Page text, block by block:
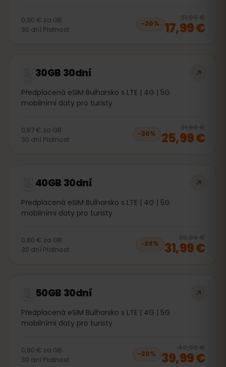
0,90 € za GB
30 dní Platnost
−20%
21,99 €
17,99 €
30GB 30dní
Předplacená eSIM Bulharsko s LTE | 4G | 5G
mobilními daty pro turisty
0,87 € za GB
30 dní Platnost
−20%
31,99 €
25,99 €
40GB 30dní
Předplacená eSIM Bulharsko s LTE | 4G | 5G
mobilními daty pro turisty
0,80 € za GB
30 dní Platnost
−20%
39,99 €
31,99 €
50GB 30dní
Předplacená eSIM Bulharsko s LTE | 4G | 5G
mobilními daty pro turisty
0,80 € za GB
30 dní Platnost
−20%
49,99 €
39,99 €